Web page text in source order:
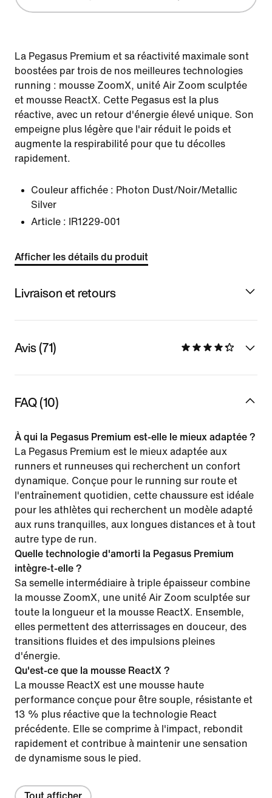
La Pegasus Premium et sa réactivité maximale sont
boostées par trois de nos meilleures technologies
running : mousse ZoomX, unité Air Zoom sculptée
et mousse ReactX. Cette Pegasus est la plus
réactive, avec un retour d'énergie élevé unique. Son
empeigne plus légère que l'air réduit le poids et
augmente la respirabilité pour que tu décolles
rapidement.
Couleur affichée : Photon Dust/Noir/Metallic
Silver
Article :
IR1229-001
Afficher les détails du produit
Livraison et retours
Avis (71)
FAQ (10)
À qui la Pegasus Premium est-elle le mieux adaptée ?
La Pegasus Premium est le mieux adaptée aux
runners et runneuses qui recherchent un confort
dynamique. Conçue pour le running sur route et
l'entraînement quotidien, cette chaussure est idéale
pour les athlètes qui recherchent un modèle adapté
aux runs tranquilles, aux longues distances et à tout
autre type de run.
Quelle technologie d'amorti la Pegasus Premium
intègre-t-elle ?
Sa semelle intermédiaire à triple épaisseur combine
la mousse ZoomX, une unité Air Zoom sculptée sur
toute la longueur et la mousse ReactX. Ensemble,
elles permettent des atterrissages en douceur, des
transitions fluides et des impulsions pleines
d'énergie.
Qu'est-ce que la mousse ReactX ?
La mousse ReactX est une mousse haute
performance conçue pour être souple, résistante et
13 % plus réactive que la technologie React
précédente. Elle se comprime à l'impact, rebondit
rapidement et contribue à maintenir une sensation
de dynamisme sous le pied.
Tout afficher